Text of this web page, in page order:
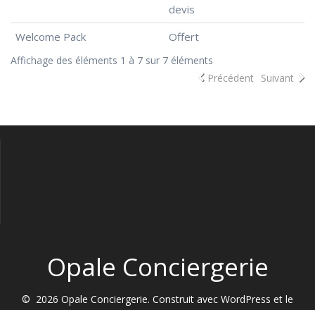
devis
Welcome Pack
Offert
Affichage des éléments 1 à 7 sur 7 éléments
Précédent
Suivant
Opale Conciergerie
© 2026 Opale Conciergerie. Construit avec WordPress et le